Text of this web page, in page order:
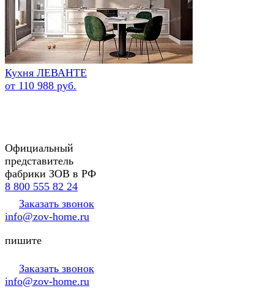
Кухня ЛЕВАНТЕ
от 110 988 руб.
Официальный
представитель
фабрики ЗОВ в РФ
8 800 555 82 24
Заказать звонок
info@zov-home.ru
пишите
Заказать звонок
info@zov-home.ru